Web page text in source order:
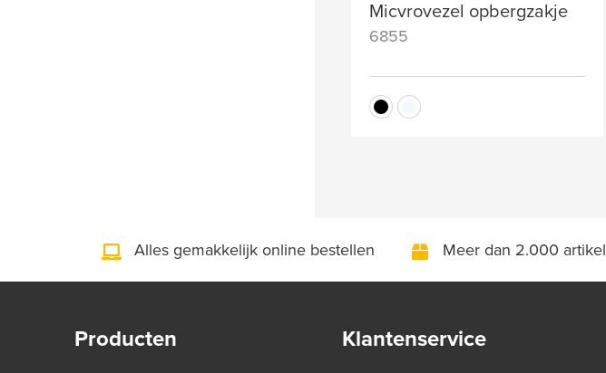
Micvrovezel opbergzakje
6855
Alles gemakkelijk online bestellen Meer dan 2.000
Producten Klantenservice